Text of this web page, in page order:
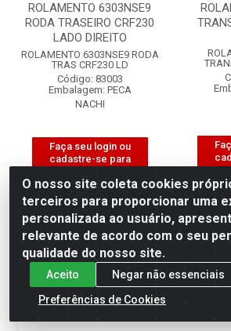
Permitir que a Motociclo envie notificações
novidades e ofertas exclusivas.
Powered by SendPulse
ROLAMENTO 6303NSE9
RODA TRASEIRO CRF230
LADO DIREITO
ROLAMENTO 6303NSE9 RODA
TRAS CRF230 LD
Código: 83003
Embalagem: PECA
NACHI
Faça seu login ou
cadastre-se para
comprar
O nosso site coleta cookies
terceiros para proporcionar uma
personalizada ao usuário,
relevante de acordo com o seu
qualidade do nosso site.
Aceito
Negar não essenciais
Preferências de Cookies